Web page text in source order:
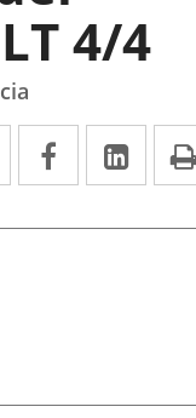
4/4
Twitter
Enlace Facebook
Enlace
a
una
a
una